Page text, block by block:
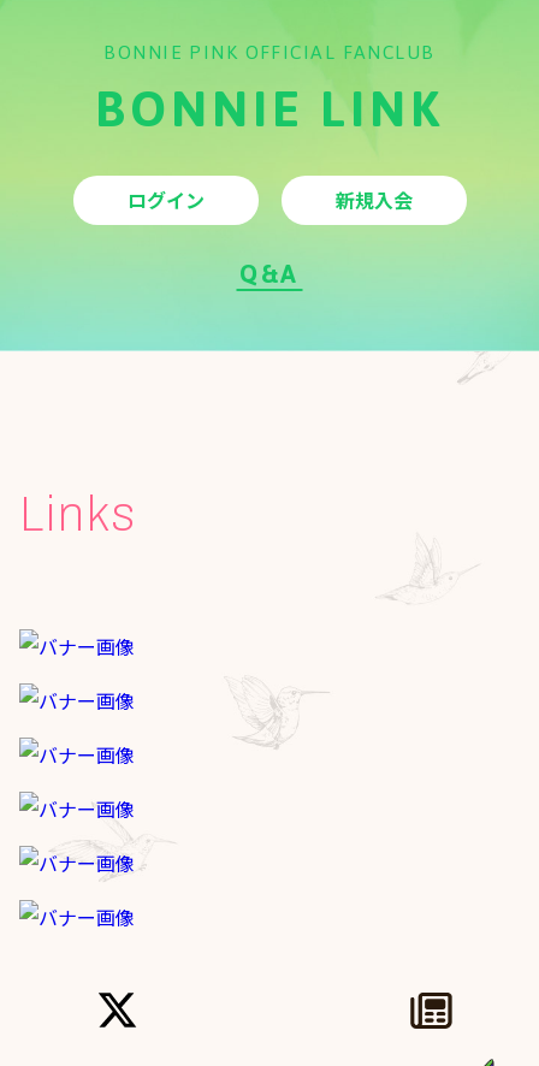
BONNIE PINK ALL TIME BEST “Grow”
Discography
「BONNIE PINK Tiny Kitchen Tour 2026」
Goods
BONNIE PINK OFFICIAL FANCLUB
BONNIE LINK
ログイン 新規入会
Q&A
Links